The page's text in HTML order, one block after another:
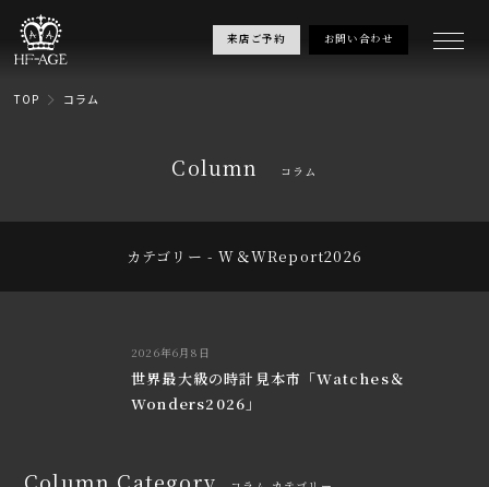
来店ご予約 お問い合わせ
TOP コラム
Column コラム
カテゴリー - W＆WReport2026
2026年6月8日
世界最大級の時計見本市「Watches＆
Wonders2026」
Column Category